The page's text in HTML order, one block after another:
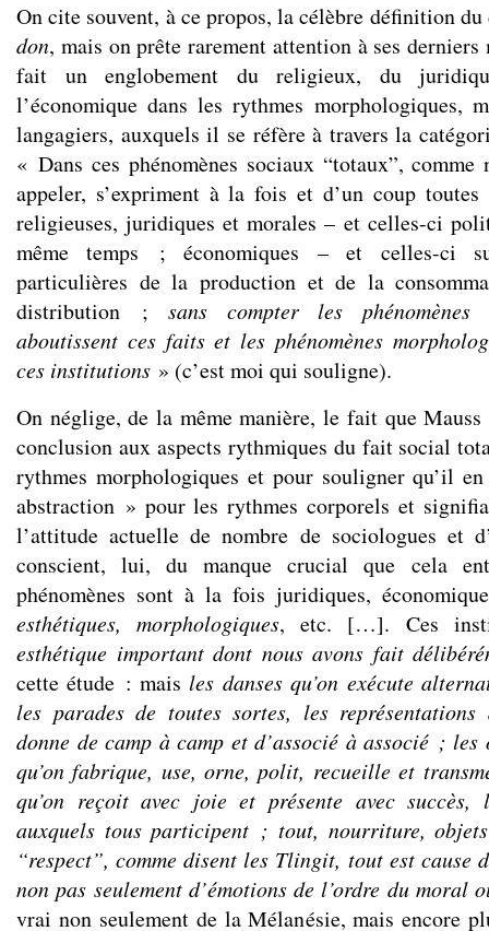
On cite souvent, à ce propos, la célèbre définition du
don, mais on prête rarement attention à ses
fait un englobement du religieux, du
l’économique dans les rythmes morphologiques,
langagiers, auxquels il se réfère à travers la
« Dans ces phénomènes sociaux “totaux”, comme
appeler, s’expriment à la fois et d’un coup
religieuses, juridiques et morales – et celles-ci
même temps ; économiques – et celles-ci
particulières de la production et de la
distribution ; sans compter les phénomènes
aboutissent ces faits et les phénomènes
ces institutions » (c’est moi qui souligne).
On néglige, de la même manière, le fait que
conclusion aux aspects rythmiques du fait social
rythmes morphologiques et pour souligner qu’il
abstraction » pour les rythmes corporels et
l’attitude actuelle de nombre de sociologues et
conscient, lui, du manque crucial que cela
phénomènes sont à la fois juridiques,
esthétiques, morphologiques, etc. […]. Ces
esthétique important dont nous avons fait
cette étude : maisles danses qu’on exécute
les parades de toutes sortes, les représentations
donne de camp à camp et d’associé à associé ;
qu’on fabrique, use, orne, polit, recueille et
qu’on reçoit avec joie et présente avec succès,
auxquels tous participent ; tout, nourriture,
“respect”, comme disent les Tlingit, tout est cause
non pas seulement d’émotions de l’ordre du moral
vrai non seulement de la Mélanésie, mais encore